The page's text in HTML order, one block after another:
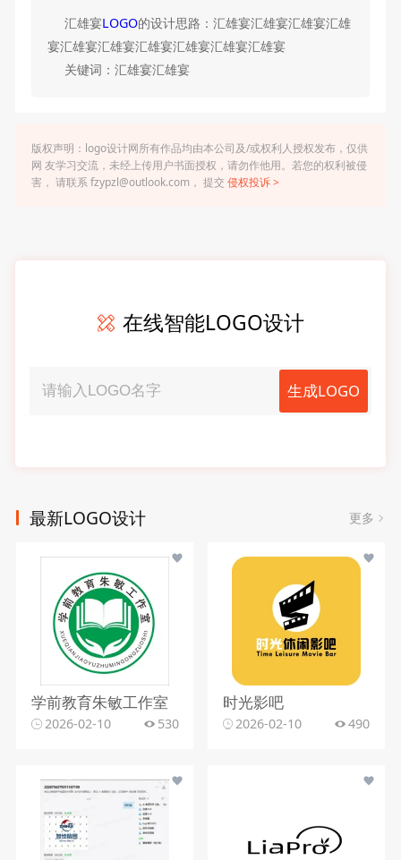
汇雄宴LOGO的设计思路：汇雄宴汇雄宴汇雄宴汇雄
宴汇雄宴汇雄宴汇雄宴汇雄宴汇雄宴汇雄宴
关键词：汇雄宴汇雄宴
版权声明：logo设计网所有作品均由本公司及/或权利人授权发布，仅供
网 友学习交流，未经上传用户书面授权，请勿作他用。若您的权利被侵
害， 请联系 fzypzl@outlook.com， 提交 侵权投诉 >
在线智能LOGO设计
生成LOGO
最新LOGO设计 更多
学前教育朱敏工作室
2026-02-10 530
时光影吧
2026-02-10 490